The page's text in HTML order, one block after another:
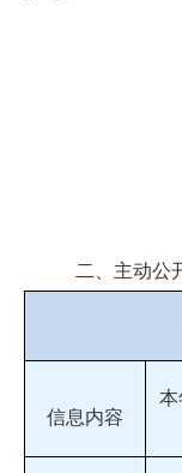
二、主动公
信息内容
本